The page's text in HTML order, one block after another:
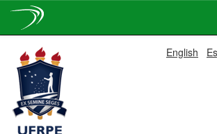
navigation
English